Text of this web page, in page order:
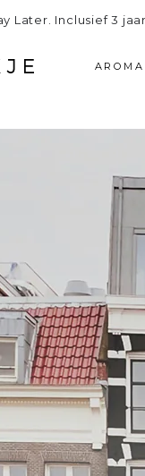
Later. Inclusief 3